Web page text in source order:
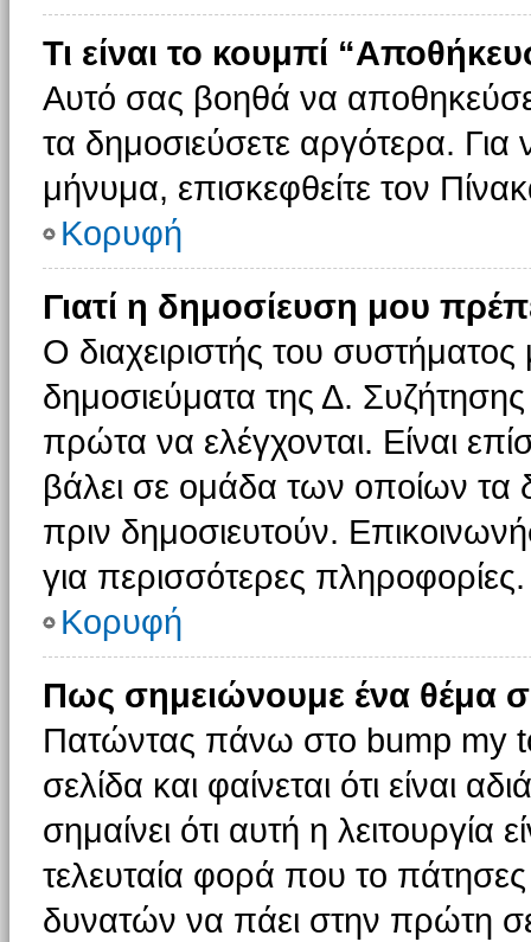
Τι είναι το κουμπί
Αυτό σας βοηθά να
τα δημοσιεύσετε αργότερα.
μήνυμα, επισκεφθείτε τον
Κορυφή
Γιατί η δημοσίευση μου
Ο διαχειριστής του συστήματος
δημοσιεύματα της Δ.
πρώτα να ελέγχονται. Είναι
βάλει σε ομάδα των οποίων τα
πριν δημοσιευτούν.
για περισσότερες πληροφορίες.
Κορυφή
Πως σημειώνουμε ένα θέμα
Πατώντας πάνω στο bump my
σελίδα και φαίνεται ότι είναι
σημαίνει ότι αυτή η λειτουργία
τελευταία φορά που το πάτησες
δυνατών να πάει στην πρώτη